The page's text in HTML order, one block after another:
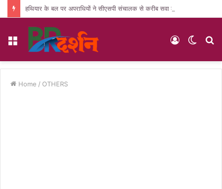
Menu
Switch
Log
Home / OTHERS